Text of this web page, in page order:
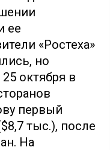
ее
«Ростеха»
но
октября в
первый
тыс.), после
На